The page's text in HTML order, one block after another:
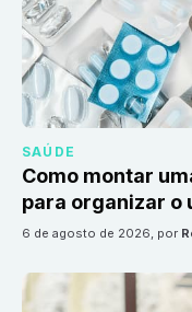
SAÚDE
Como montar
para organizar o
6 de agosto de 2026, por